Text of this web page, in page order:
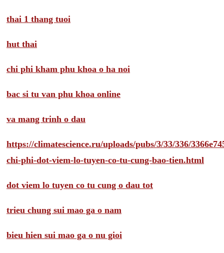
thai 1 thang tuoi
hut thai
chi phi kham phu khoa o ha noi
bac si tu van phu khoa online
va mang trinh o dau
https://climatescience.ru/uploads/pubs/3/33/336/
chi-phi-dot-viem-lo-tuyen-co-tu-cung-bao-tien.html
dot viem lo tuyen co tu cung o dau tot
trieu chung sui mao ga o nam
bieu hien sui mao ga o nu gioi